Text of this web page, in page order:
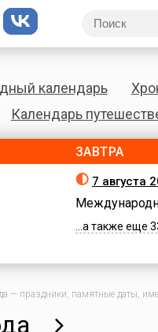
календарь
Календарь
ЗАВТРА
7 августа
...а также еще
— праздники, памятные даты,